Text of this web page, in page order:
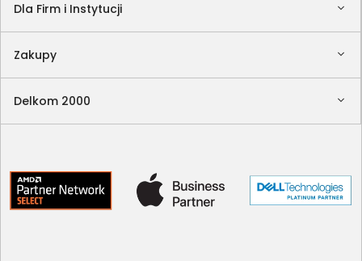
Dla Firm i Instytucji
Zakupy
Delkom 2000